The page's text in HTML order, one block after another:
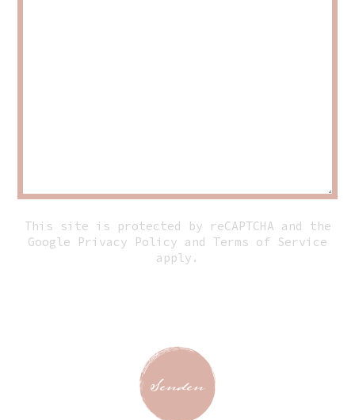
This site is protected by reCAPTCHA and the
Google
Privacy Policy and Terms of Service
apply.